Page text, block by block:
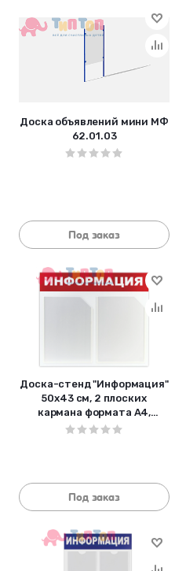
Доска объявлений мини МФ
62.01.03
Под заказ
Доска-стенд "Информация"
50х43 см, 2 плоских
кармана формата А4,
ЭКОНОМ, BRAUBERG, 291009
Под заказ